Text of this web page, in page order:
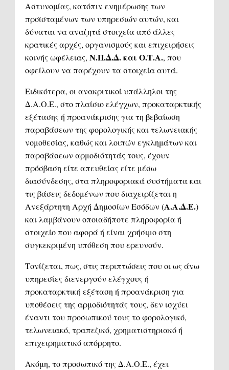
Αστυνομίας, κατόπιν ενημέρωσης των
προϊσταμένων των υπηρεσιών αυτών, και
δύναται να αναζητά στοιχεία από άλλες
κρατικές αρχές, οργανισμούς και επιχειρήσεις
κοινής ωφέλειας, Ν.Π.Δ.Δ. και Ο.Τ.Α., που
οφείλουν να παρέχουν τα στοιχεία αυτά.
Ειδικότερα, οι ανακριτικοί υπάλληλοι της
Δ.Α.Ο.Ε., στο πλαίσιο ελέγχων, προκαταρκτικής
εξέτασης ή προανάκρισης για τη βεβαίωση
παραβάσεων της φορολογικής και τελωνειακής
νομοθεσίας, καθώς και λοιπών εγκλημάτων και
παραβάσεων αρμοδιότητάς τους, έχουν
πρόσβαση είτε απευθείας είτε μέσω
διασύνδεσης, στα πληροφοριακά συστήματα και
τις βάσεις δεδομένων που διαχειρίζεται η
Ανεξάρτητη Αρχή Δημοσίων Εσόδων (Α.Α.Δ.Ε.)
και λαμβάνουν οποιαδήποτε πληροφορία ή
στοιχείο που αφορά ή είναι χρήσιμο στη
συγκεκριμένη υπόθεση που ερευνούν.
Τονίζεται, πως, στις περιπτώσεις που οι ως άνω
υπηρεσίες διενεργούν ελέγχους ή
προκαταρκτική εξέταση ή προανάκριση για
υποθέσεις της αρμοδιότητάς τους, δεν ισχύει
έναντι του προσωπικού τους το φορολογικό,
τελωνειακό, τραπεζικό, χρηματιστηριακό ή
επιχειρηματικό απόρρητο.
Ακόμη, το προσωπικό της Δ.Α.Ο.Ε., έχει